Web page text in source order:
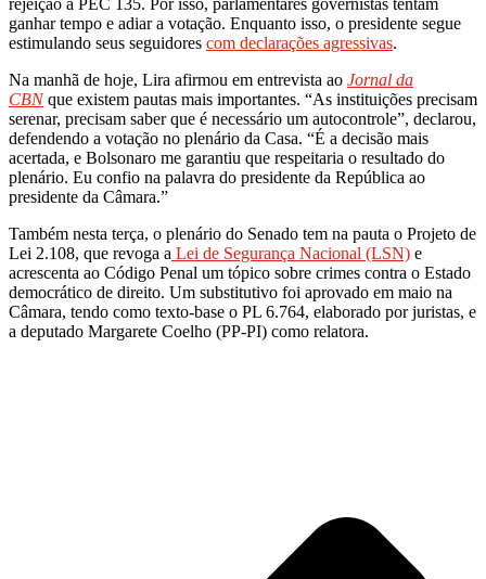
ganhar tempo e adiar a votação. Enquanto isso, o presidente segue
estimulando seus seguidores com declarações agressivas.
Na manhã de hoje, Lira afirmou em entrevista ao Jornal da
CBNque existem pautas mais importantes. “As instituições precisam
serenar, precisam saber que é necessário um autocontrole”, declarou,
defendendo a votação no plenário da Casa. “É a decisão mais
acertada, e Bolsonaro me garantiu que respeitaria o resultado do
plenário. Eu confio na palavra do presidente da República ao
presidente da Câmara.”
Também nesta terça, o plenário do Senado tem na pauta o Projeto de
Lei 2.108, que revoga a Lei de Segurança Nacional (LSN) e
acrescenta ao Código Penal um tópico sobre crimes contra o Estado
democrático de direito. Um substitutivo foi aprovado em maio na
Câmara, tendo como texto-base o PL 6.764, elaborado por juristas, e
a deputado Margarete Coelho (PP-PI) como relatora.